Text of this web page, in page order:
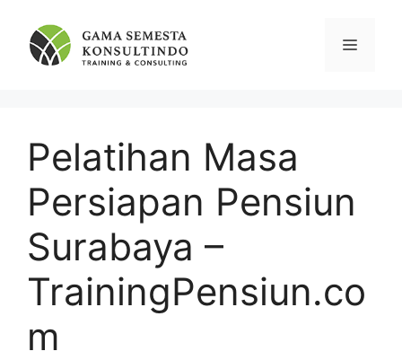
content
Menu
Pelatihan Masa
Persiapan Pensiun
Surabaya –
TrainingPensiun.co
m